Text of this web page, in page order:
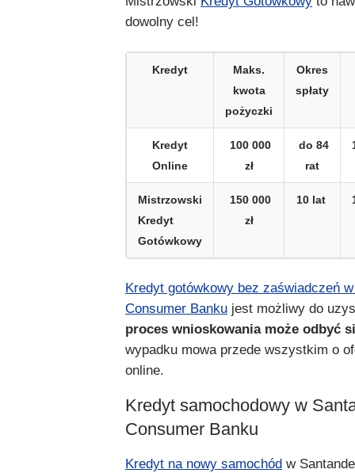
dowolny cel!
Kredyt
Maks.
kwota
pożyczki
Okres
spłaty
Kredyt
Online
100 000
zł
do 84
rat
Mistrzowski
Kredyt
Gotówkowy
150 000
zł
10 lat
Kredyt gotówkowy bez zaświadczeń
Consumer Banku jest możliwy do
proces wnioskowania może odbyć
wypadku mowa przede wszystkim o
online.
Kredyt samochodowy w
Consumer Banku
Kredyt na nowy samochód w